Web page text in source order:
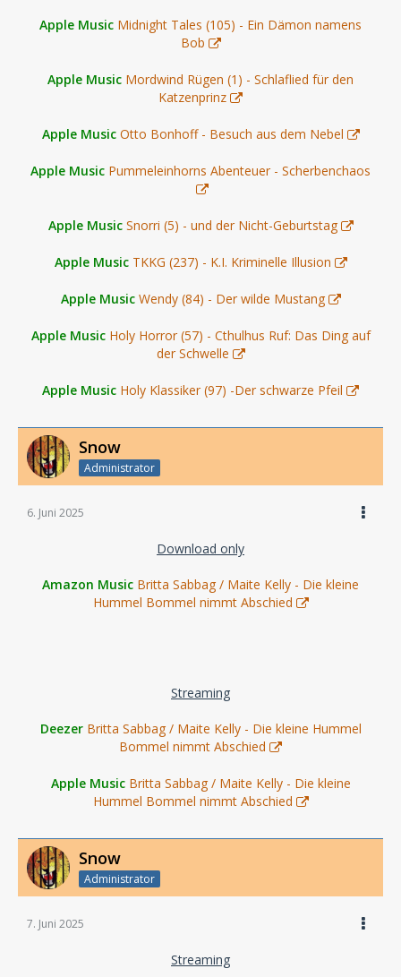
Apple Music Midnight Tales (105) - Ein Dämon namens
Bob
Apple Music Mordwind Rügen (1) - Schlaflied für den
Katzenprinz
Apple Music Otto Bonhoff - Besuch aus dem Nebel
Apple Music Pummeleinhorns Abenteuer - Scherbenchaos
Apple Music Snorri (5) - und der Nicht-Geburtstag
Apple Music TKKG (237) - K.I. Kriminelle Illusion
Apple Music Wendy (84) - Der wilde Mustang
Apple Music Holy Horror (57) - Cthulhus Ruf: Das Ding auf
der Schwelle
Apple Music Holy Klassiker (97) -Der schwarze Pfeil
Snow
Administrator
6. Juni 2025
Download only
Amazon Music Britta Sabbag / Maite Kelly - Die kleine
Hummel Bommel nimmt Abschied
Streaming
Deezer Britta Sabbag / Maite Kelly - Die kleine Hummel
Bommel nimmt Abschied
Apple Music Britta Sabbag / Maite Kelly - Die kleine
Hummel Bommel nimmt Abschied
Snow
Administrator
7. Juni 2025
Streaming